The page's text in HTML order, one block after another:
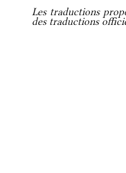
Les traductions
des traductions